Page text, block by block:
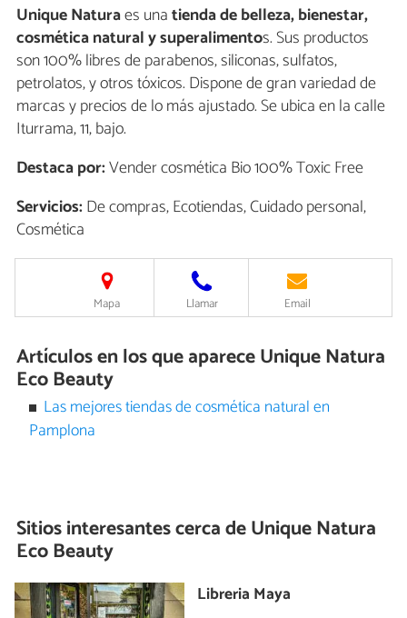
Unique Naturaes unatienda de belleza, bienestar,
cosmética natural y superalimentos. Sus productos
son 100% libres de parabenos, siliconas, sulfatos,
petrolatos, y otros tóxicos. Dispone de gran variedad de
marcas y precios de lo más ajustado. Se ubica en la calle
Iturrama, 11, bajo.
Destaca por:Vender cosmética Bio 100% Toxic Free
Servicios:De compras, Ecotiendas, Cuidado personal,
Cosmética
Mapa Llamar Email
Artículos en los que aparece Unique Natura
Eco Beauty
Las mejores tiendas de cosmética natural en
Pamplona
Sitios interesantes cerca deUnique Natura
Eco Beauty
Libreria Maya